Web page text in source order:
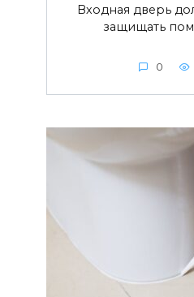
Входная дверь
защищать
0